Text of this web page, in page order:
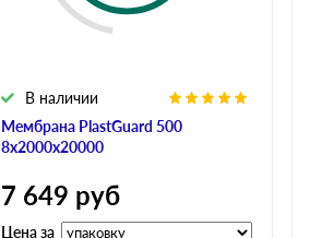
Мембрана PlastGuard 500
8х2000х20000
В наличии
7 649 руб
Цена за